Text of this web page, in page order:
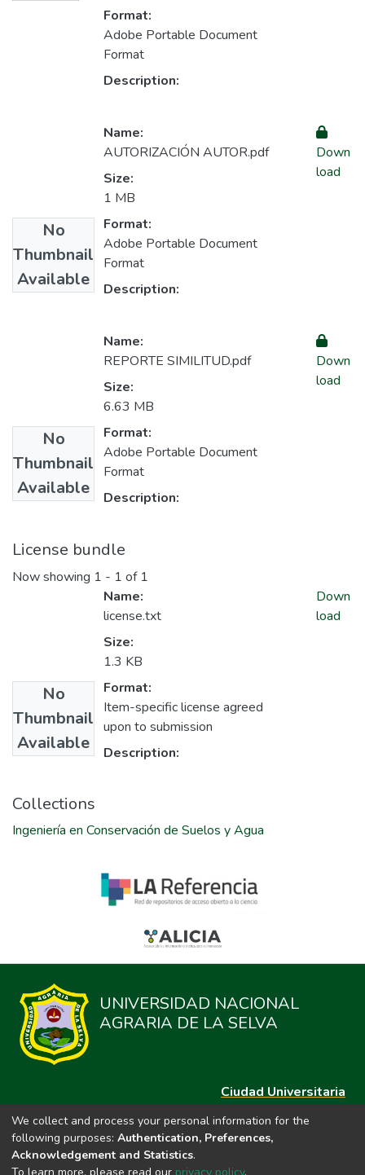
Format:
Adobe Portable Document
Format
Description:
No
Thumbnail
Available
Name:
AUTORIZACIÓN AUTOR.pdf
Size:
1 MB
Format:
Adobe Portable Document
Format
Description:
Down
load
No
Thumbnail
Available
Name:
REPORTE SIMILITUD.pdf
Size:
6.63 MB
Format:
Adobe Portable Document
Format
Description:
Down
load
License bundle
Now showing 1 - 1 of 1
No
Thumbnail
Available
Name:
license.txt
Size:
1.3 KB
Format:
Item-specific license agreed
upon to submission
Description:
Down
load
Collections
Ingeniería en Conservación de Suelos y Agua
UNIVERSIDAD NACIONAL
AGRARIA DE LA SELVA
Ciudad Universitaria
Carretera Central km. 1.21 Tingo María, Huánuco
Datos del contacto
repositorio@unas.edu.pe
We collect and process your personal information for the
following purposes: Authentication, Preferences,
Acknowledgement and Statistics.